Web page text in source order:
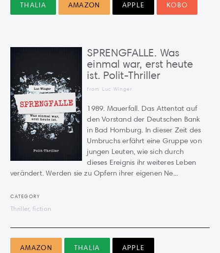
THALIA AMAZON APPLE KOBO
SPRENGFALLE. Was
einmal war, erst heute
ist. Polit-Thriller
from Luc Winger
1989. Mauerfall. Das Attentat auf
den Vorstand der Deutschen Bank
in Bad Homburg. In dieser Zeit des
Umbruchs erfährt eine Gruppe von
jungen Leuten, wie sich durch
dieses Ereignis ihr weiteres Leben
verändert. Werden sie zu Opfern ihrer eigenen Ne...
CATEGORY
Thriller, fiction
AMAZON THALIA APPLE